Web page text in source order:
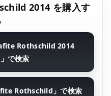
2014 を購入す
Rothschild 2014
で検索
Rothschild」で検索